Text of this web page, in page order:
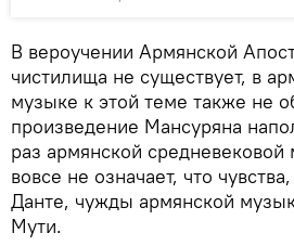
В вероучении Армянской
чистилища не существует, в
музыке к этой теме также не
произведение Мансуряна
раз армянской
вовсе не означает, что
Данте, чужды армянской
Мути.